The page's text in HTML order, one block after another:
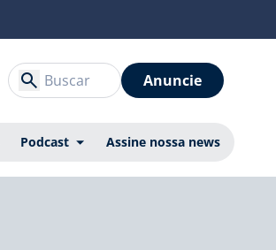
Anuncie
Podcast Assine nossa news